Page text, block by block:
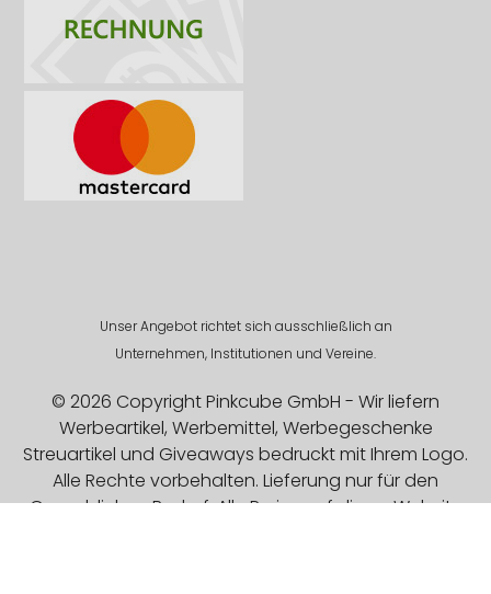
Unser Angebot richtet sich ausschließlich an
Unternehmen, Institutionen und Vereine.
© 2026 Copyright Pinkcube GmbH - Wir liefern
Werbeartikel, Werbemittel, Werbegeschenke
Streuartikel und Giveaways bedruckt mit Ihrem Logo.
Alle Rechte vorbehalten. Lieferung nur für den
Gewerblichen Bedarf. Alle Preise auf dieser Website